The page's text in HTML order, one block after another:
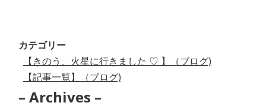
カテゴリー
【きのう、火星に行きました ♡ 】（ブログ)
【記事一覧】（ブログ)
– Archives –